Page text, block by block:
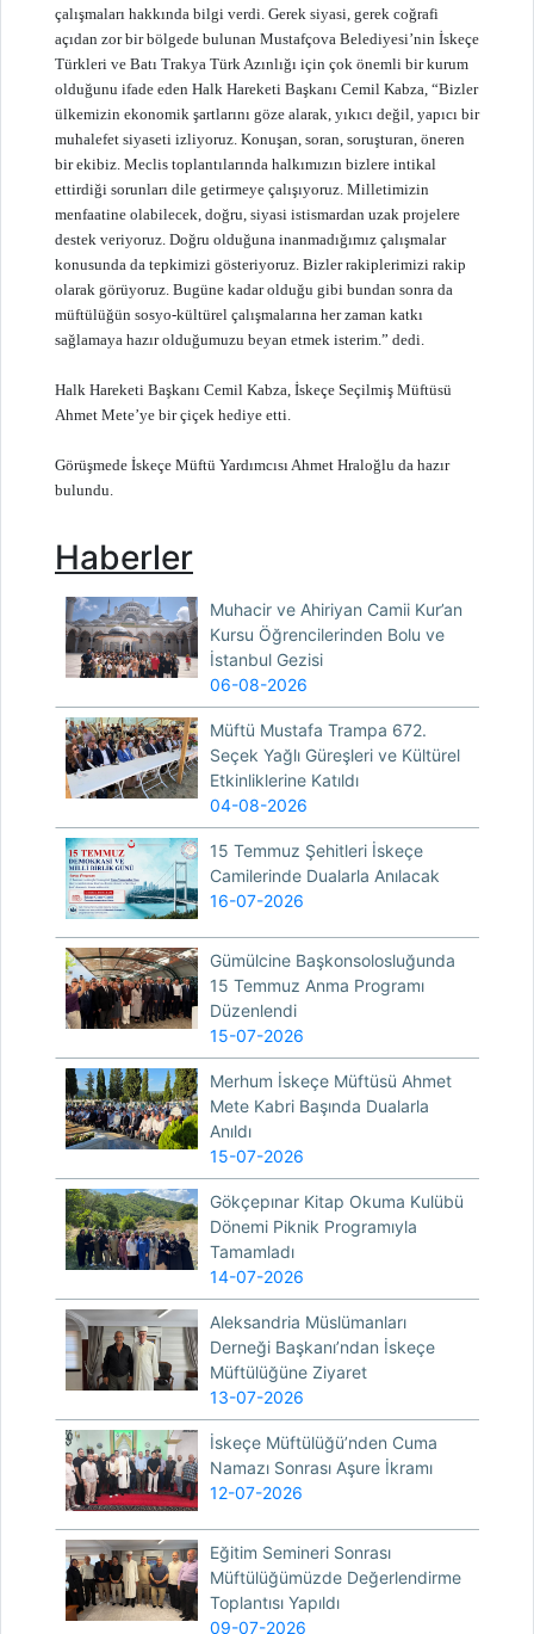
çalışmaları hakkında bilgi verdi. Gerek siyasi, gerek coğrafi
açıdan zor bir bölgede bulunan Mustafçova Belediyesi’nin İskeçe
Türkleri ve Batı Trakya Türk Azınlığı için çok önemli bir kurum
olduğunu ifade eden Halk Hareketi Başkanı Cemil Kabza, “Bizler
ülkemizin ekonomik şartlarını göze alarak, yıkıcı değil, yapıcı bir
muhalefet siyaseti izliyoruz. Konuşan, soran, soruşturan, öneren
bir ekibiz. Meclis toplantılarında halkımızın bizlere intikal
ettirdiği sorunları dile getirmeye çalışıyoruz. Milletimizin
menfaatine olabilecek, doğru, siyasi istismardan uzak projelere
destek veriyoruz. Doğru olduğuna inanmadığımız çalışmalar
konusunda da tepkimizi gösteriyoruz. Bizler rakiplerimizi rakip
olarak görüyoruz. Bugüne kadar olduğu gibi bundan sonra da
müftülüğün sosyo-kültürel çalışmalarına her zaman katkı
sağlamaya hazır olduğumuzu beyan etmek isterim.” dedi.
Halk Hareketi Başkanı Cemil Kabza, İskeçe Seçilmiş Müftüsü
Ahmet Mete’ye bir çiçek hediye etti.
Görüşmede İskeçe Müftü Yardımcısı Ahmet Hraloğlu da hazır
bulundu.
Haberler
Muhacir ve Ahiriyan Camii Kur’an
Kursu Öğrencilerinden Bolu ve
İstanbul Gezisi
06-08-2026
Müftü Mustafa Trampa 672.
Seçek Yağlı Güreşleri ve Kültürel
Etkinliklerine Katıldı
04-08-2026
15 Temmuz Şehitleri İskeçe
Camilerinde Dualarla Anılacak
16-07-2026
Gümülcine Başkonsolosluğunda
15 Temmuz Anma Programı
Düzenlendi
15-07-2026
Merhum İskeçe Müftüsü Ahmet
Mete Kabri Başında Dualarla
Anıldı
15-07-2026
Gökçepınar Kitap Okuma Kulübü
Dönemi Piknik Programıyla
Tamamladı
14-07-2026
Aleksandria Müslümanları
Derneği Başkanı’ndan İskeçe
Müftülüğüne Ziyaret
13-07-2026
İskeçe Müftülüğü’nden Cuma
Namazı Sonrası Aşure İkramı
12-07-2026
Eğitim Semineri Sonrası
Müftülüğümüzde Değerlendirme
Toplantısı Yapıldı
09-07-2026